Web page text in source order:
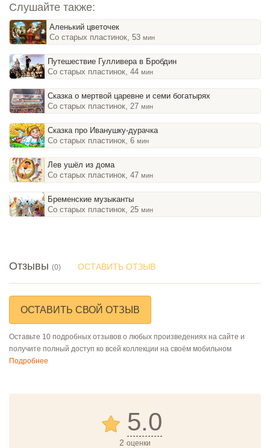
Слушайте также:
Аленький цветочек
Со старых пластинок, 53 мин
Путешествие Гулливера в Бробдин
Со старых пластинок, 44 мин
Сказка о мертвой царевне и семи богатырях
Со старых пластинок, 27 мин
Сказка про Иванушку-дурачка
Со старых пластинок, 6 мин
Лев ушёл из дома
Со старых пластинок, 47 мин
Бременские музыканты
Со старых пластинок, 25 мин
Отзывы (0) ОСТАВИТЬ ОТЗЫВ
ОСТАВИТЬ СВОЙ ОТЗЫВ
Оставьте 10 подробных отзывов о любых произведениях на сайте и
получите полный доступ ко всей коллекции на своём мобильном
Подробнее
5.0
2 оценки